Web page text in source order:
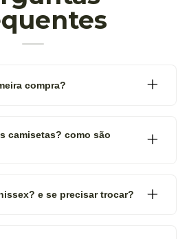
compra?
camisetas? como são
e se precisar trocar?